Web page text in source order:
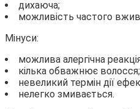
дихаюча;
можливість частого
Мінуси:
можлива алергічна
кілька обважнює волосся;
невеликий термін дії
нелегко змивається.